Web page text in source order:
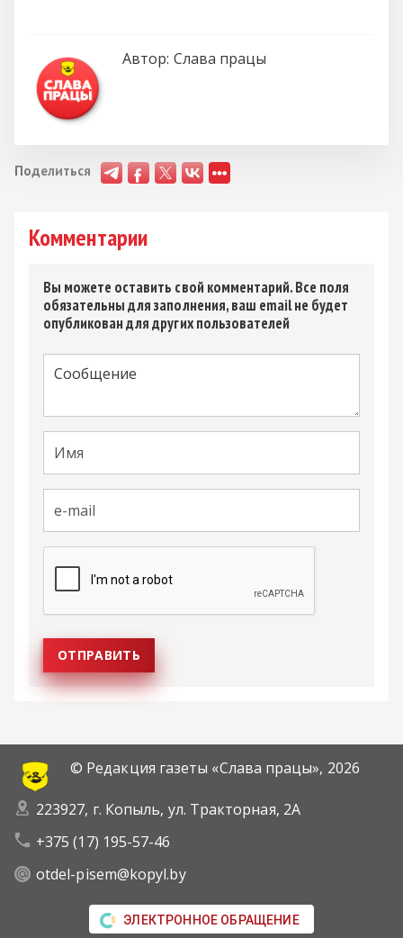
Автор: Слава працы
Поделиться
Комментарии
Вы можете оставить свой комментарий. Все поля
обязательны для заполнения, ваш email не будет
опубликован для других пользователей
© Редакция газеты «Слава працы», 2026
223927, г. Копыль, ул. Тракторная, 2А
+375 (17) 195-57-46
otdel-pisem@kopyl.by
ЭЛЕКТРОННОЕ ОБРАЩЕНИЕ